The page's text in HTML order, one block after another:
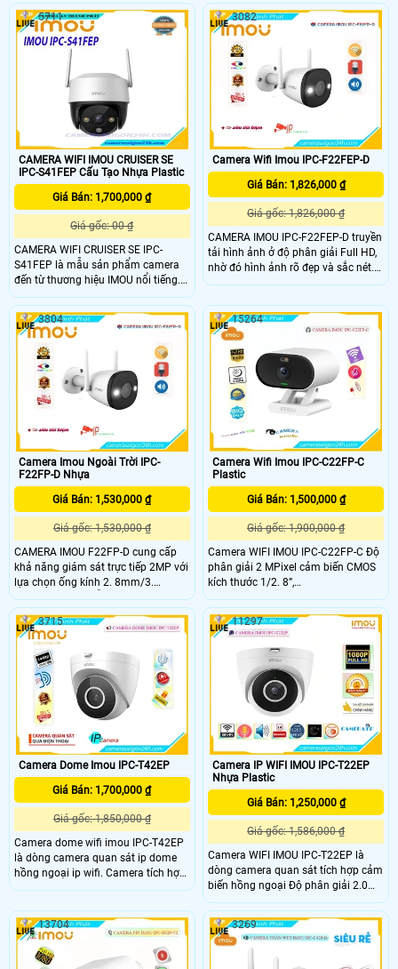
năng phát hiện chuyển động thông
minh Khi phát hiện sự chuyển động
bất thường Imou IPC-S3DP-3M0WJ
sẽ gửi thông báo ngay lập tức đến
điện thoại của bạn giúp bạn kịp thời
xử lý các tình huống khẩn cấp
và hiệu suất đáng tin cậy Imou IPC-
S3DP-5M0WJ là sự lựa chọn tuyệt
vời cho việc bảo vệ tài sản và gia
đình, cung cấp giải pháp giám sát
hiệu quả và tiện lợi với chất lượng
hình ảnh cao và các tính năng
thông minh
CAMERA WIFI IMOU CRUISER SE
IPC-S41FEP Cấu Tạo Nhựa Plastic
Giá Bán: 1,700,000 ₫
Giá gốc: 00 ₫
CAMERA WIFI CRUISER SE IPC-
S41FEP là mẫu sản phẩm camera
đến từ thương hiệu IMOU nổi tiếng.
Sở hữu hình ảnh sắc nét với độ
phân giải lên đến 4mp, đèn LED full
color cho ra hình ảnh có màu ban
đêm, đàm thoại 2 chiều thông minh,
quay xoay 360 độ cùng chống nước
chuẩn IP66 giúp cho camera dễ
dàng lắp đặt và hoạt động được
trong nhiều điều kiện cũng như vị trí
5711
Camera Wifi Imou IPC-F22FEP-D
Giá Bán: 1,826,000 ₫
Giá gốc: 1,826,000 ₫
CAMERA IMOU IPC-F22FEP-D truyền
tải hình ảnh ở độ phân giải Full HD,
nhờ đó hình ảnh rõ đẹp và sắc nét.
Camera chủ động giữ các mối đe
tâm. CAMERA IMOU IPC-F22FEP-D
có cảm biến 1080P và thuật toán IR
tiên tiến cung cấp video rõ nét cả
ngày lẫn đêm. Nén H
3082
Camera Imou Ngoài Trời IPC-
F22FP-D Nhựa
Giá Bán: 1,530,000 ₫
Giá gốc: 1,530,000 ₫
CAMERA IMOU F22FP-D cung cấp
khả năng giám sát trực tiếp 2MP với
lựa chọn ống kính 2. 8mm/3.
6mm/6mm, nó hỗ trợ bốn đêm các
chế độ tầm nhìn cho độ rõ nét như
ban ngày ngay cả trong bóng tối.
CAMERA IMOU F22FP-D có cảm
biến 1080P và thuật toán IR tiên tiến
cung cấp video rõ nét cả ngày lẫn
3804
Camera Wifi Imou IPC-C22FP-C
Plastic
Giá Bán: 1,500,000 ₫
Giá gốc: 1,900,000 ₫
Camera WIFI IMOU IPC-C22FP-C Độ
phân giải 2 MPixel cảm biến CMOS
kích thước 1/2. 8”,
25/30fps@2MP(1920×1080),Tính
năng phát hiện con người, phát hiện
âm thanh bất thường, đàm thoại hai
chiều,Tính năng Wifi Hotspot
(AP),Ống kính cố định 2. 8mm cho
góc nhìn 97°(H), 52°(V), 114°(D), tích
hợp míc với chuẩn âm thanh G.
711a / G
15264
Camera Dome Imou IPC-T42EP
Giá Bán: 1,700,000 ₫
Giá gốc: 1,850,000 ₫
Camera dome wifi imou IPC-T42EP
là dòng camera quan sát ip dome
hồng ngoại ip wifi. Camera tích hợp
cảm biến hồng ngoại Độ phân giải
1/2. 8”, 25/30fps@4
3715
Camera IP WIFI IMOU IPC-T22EP
Nhựa Plastic
Giá Bán: 1,250,000 ₫
Giá gốc: 1,586,000 ₫
Camera WIFI IMOU IPC-T22EP là
dòng camera quan sát tích hợp cảm
biến hồng ngoại Độ phân giải 2.0
MP cảm biến CMOS kích thước 1/2.
8”,
25/30fps@4.0M(1920X1080),Chuẩn
nén H
11297
13704 3269